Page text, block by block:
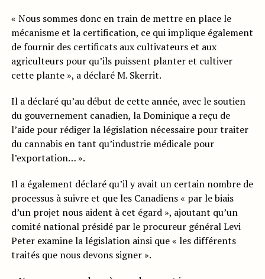
« Nous sommes donc en train de mettre en place le
mécanisme et la certification, ce qui implique également
de fournir des certificats aux cultivateurs et aux
agriculteurs pour qu’ils puissent planter et cultiver
cette plante », a déclaré M. Skerrit.
Il a déclaré qu’au début de cette année, avec le soutien
du gouvernement canadien, la Dominique a reçu de
l’aide pour rédiger la législation nécessaire pour traiter
du cannabis en tant qu’industrie médicale pour
l’exportation… ».
Il a également déclaré qu’il y avait un certain nombre de
processus à suivre et que les Canadiens « par le biais
d’un projet nous aident à cet égard », ajoutant qu’un
comité national présidé par le procureur général Levi
Peter examine la législation ainsi que « les différents
traités que nous devons signer ».